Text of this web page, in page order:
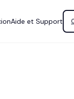
Aide et Support